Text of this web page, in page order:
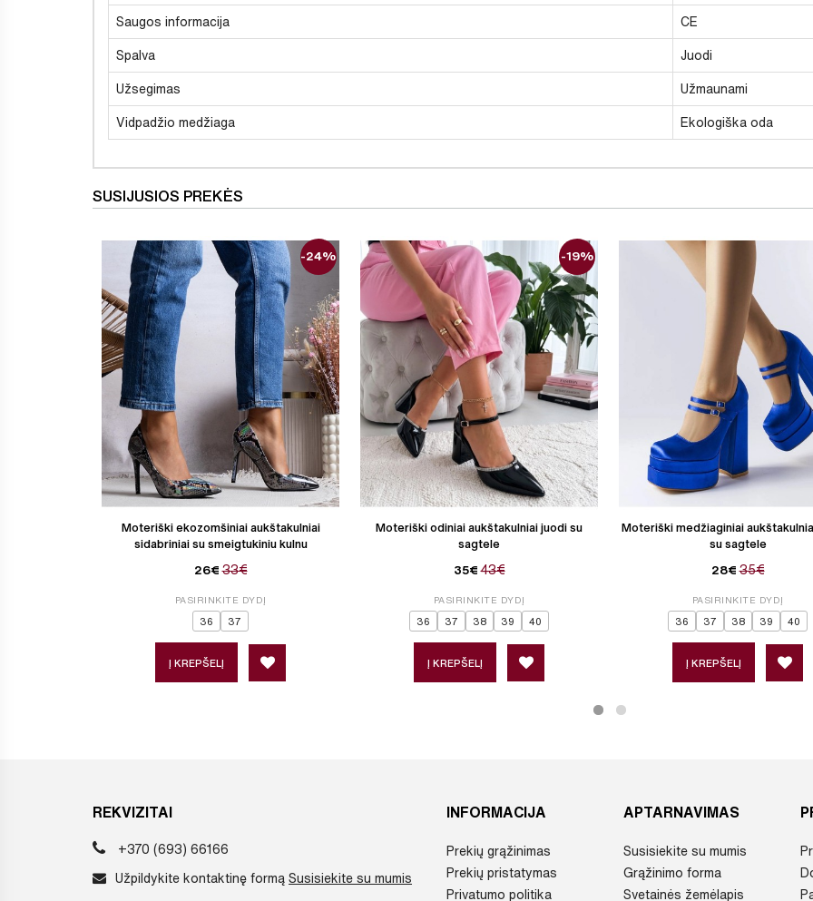
Saugos informacija CE
Spalva Juodi
Užsegimas Užmaunami
Vidpadžio medžiaga Ekologiška oda
SUSIJUSIOS PREKĖS
Moteriški ekozomšiniai aukštakulniai
sidabriniai su smeigtukiniu kulnu
26€ 33€
-24%
PASIRINKITE DYDĮ
36 37
Į KREPŠELĮ
Moteriški odiniai aukštakulniai juodi su
sagtele
35€ 43€
-19%
PASIRINKITE DYDĮ
36 37 38 39 40
Į KREPŠELĮ
Moteriški medžiaginiai
su sagtele
28€ 35€
PASIRINKITE DYDĮ
36 37 38 39 40
Į KREPŠELĮ
REKVIZITAI
+370 (693) 66166
Užpildykite kontaktinę formą Susisiekite su mumis
INFORMACIJA
Prekių grąžinimas
Prekių pristatymas
Privatumo politika
APTARNAVIMAS
Susisiekite su mumis
Grąžinimo forma
Svetainės žemėlapis